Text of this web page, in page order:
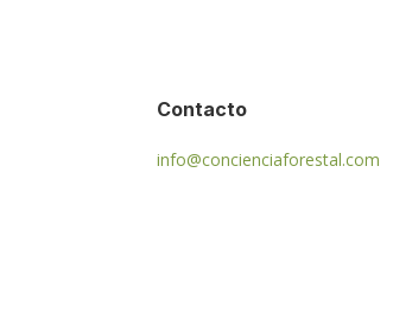
Contacto
info@concienciaforestal.com